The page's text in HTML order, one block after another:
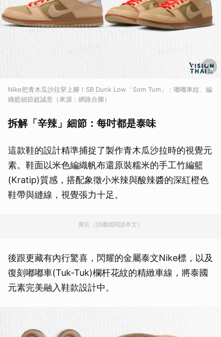
Nike把青木瓜沙拉穿上腳！SB Dunk Low「Som Tum」：嘟嘟車紋、編
織籃細節超誠意（來源：網路合圖）
拆解「辛辣」細節：每吋都是泰味
這款鞋的設計精準捕捉了製作青木瓜沙拉時的視覺元
素。鞋面以米色編織帆布還原裝糯米的手工竹編籃
(Kratip)質感，搭配象徵小米辣與酸辣醬的深紅橙色
鞋帶與縫線，視覺張力十足。
廣告（請繼續閱讀本文）
後跟更藏有內行驚喜，閃耀的金屬泰文Nike標，以及
復刻嘟嘟車(Tuk-Tuk)欄杆花紋的精緻車線，將泰國
元素完美融入鞋款設計中。